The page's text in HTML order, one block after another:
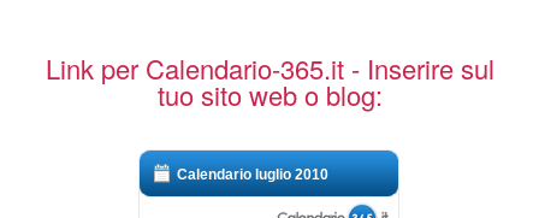
Link per Calendario-365.it - Inserire sul
tuo sito web o blog:
Calendario luglio 2010